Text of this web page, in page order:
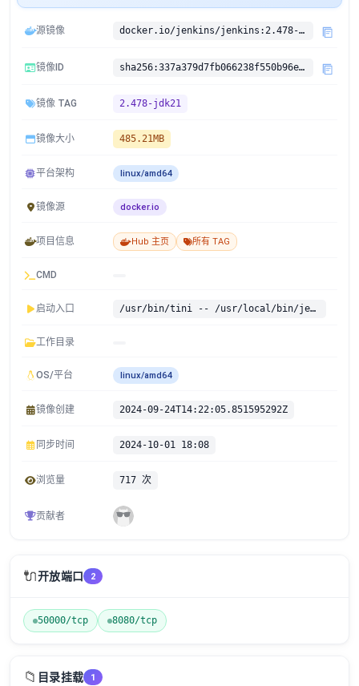
源镜像 docker.io/jenkins/jenkins:2.478-jdk21
镜像ID sha256:337a379d7fb066238f550b96e96e4c08148703c7da8b8c31318648a4df39d8e9
镜像 TAG 2.478-jdk21
镜像大小 485.21MB
平台架构 linux/amd64
镜像源 docker.io
项目信息 Hub 主页 所有 TAG
CMD
启动入口 /usr/bin/tini -- /usr/local/bin/jenkins.sh
工作目录
OS/平台 linux/amd64
镜像创建 2024-09-24T14:22:05.851595292Z
同步时间 2024-10-01 18:08
浏览量 717 次
贡献者
🔌开放端口 2
50000/tcp 8080/tcp
📁 目录挂载 1